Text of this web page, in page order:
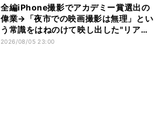
全編iPhone撮影でアカデミー賞選出の
偉業→「夜市での映画撮影は無理」とい
う常識をはねのけて映し出した"リア
ル"とは――ツォウ監督が語る映画『左
2026/08/05 23:00